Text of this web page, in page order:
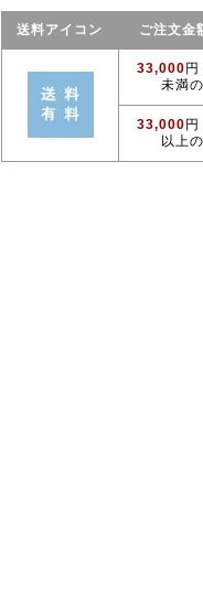
送料アイコン ご注文金
33,000
未満
33,000
以上